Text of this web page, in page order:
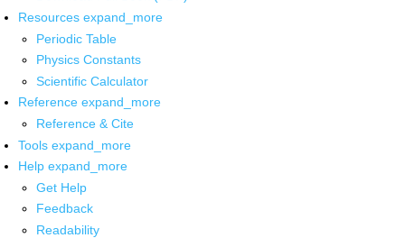
Resources expand_more
Periodic Table
Physics Constants
Scientific Calculator
Reference expand_more
Reference & Cite
Tools expand_more
Help expand_more
Get Help
Feedback
Readability